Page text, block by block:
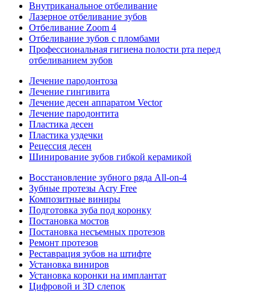
Внутриканальное отбеливание
Лазерное отбеливание зубов
Отбеливание Zoom 4
Отбеливание зубов с пломбами
Профессиональная гигиена полости рта перед
отбеливанием зубов
Лечение пародонтоза
Лечение гингивита
Лечение десен аппаратом Vector
Лечение пародонтита
Пластика десен
Пластика уздечки
Рецессия десен
Шинирование зубов гибкой керамикой
Восстановление зубного ряда All‑on‑4
Зубные протезы Acry Free
Композитные виниры
Подготовка зуба под коронку
Постановка мостов
Постановка несъемных протезов
Ремонт протезов
Реставрация зубов на штифте
Установка виниров
Установка коронки на имплантат
Цифровой и 3D слепок